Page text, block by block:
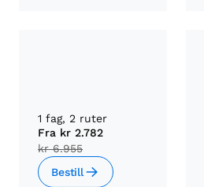
1 fag, 2 ruter
Fra kr 2.782
kr 6.955
Bestill